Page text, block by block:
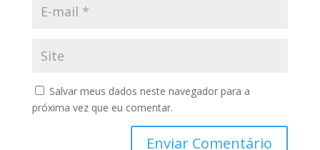
Salvar meus dados neste navegador para a
próxima vez que eu comentar.